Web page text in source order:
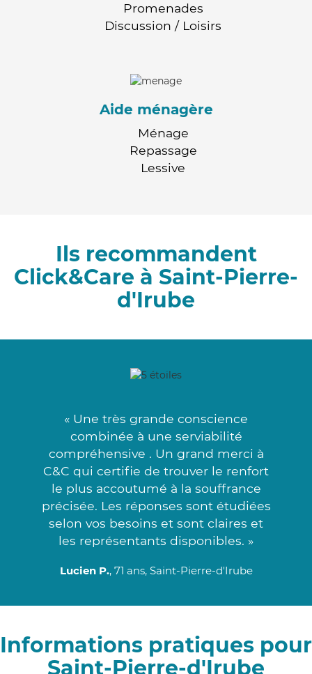
Promenades
Discussion / Loisirs
Aide ménagère
Ménage
Repassage
Lessive
Ils recommandent
Click&Care à Saint-Pierre-
d'Irube
« Une très grande conscience
combinée à une serviabilité
compréhensive . Un grand merci à
C&C qui certifie de trouver le renfort
le plus accoutumé à la souffrance
précisée. Les réponses sont étudiées
selon vos besoins et sont claires et
les représentants disponibles. »
Lucien P., 71 ans, Saint-Pierre-d'Irube
Informations pratiques pour
Saint-Pierre-d'Irube